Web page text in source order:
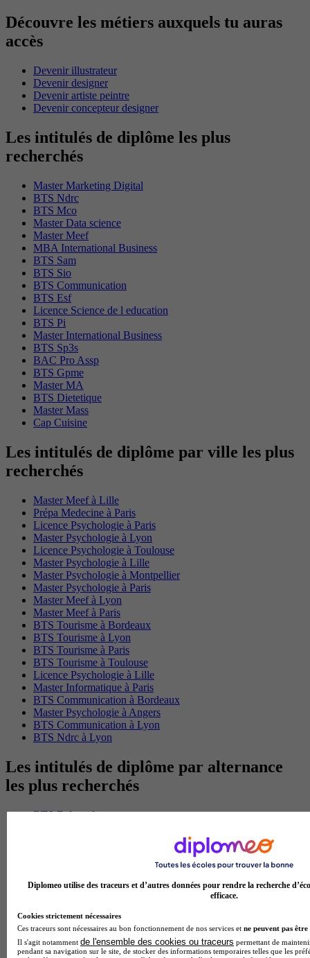
Découvre les métiers auxquels tu auras
accès
Devenir illustrateur
Devenir designer
Devenir artiste peintre
Devenir concepteur designer
Les intitulés de diplôme les plus
recherchés
Master Marketing Digital
BTS Ndrc
BTS Mco
Master Data science
Master Meef
MBA International Business
BTS Sam
BTS Sio
BTS Communication
BTS Esf
Licence Science de l education
BTS Pi
Master International Business
BTS Sp3s
BAC Pro Assp
BTS Gpme
Master MA
BTS Dietetique
Master Mass
Cap Cuisine
Les intitulés de diplôme par ville les plus
recherchés
Master Meef à Lille
Prépa Medecine à Paris
Licence Psychologie à Paris
Master Psychologie à Lyon
Licence Psychologie à Toulouse
Master Psychologie à Lille
Master Psychologie à Montpellier
Master Psychologie à Paris
Master Meef à Lyon
Master Meef à Paris
BTS Tourisme à Bordeaux
BTS Tourisme à Lyon
BTS Tourisme à Paris
BTS Tourisme à Toulouse
Licence Psychologie à Lille
Master Informatique à Paris
BTS Communication à Bordeaux
Master Psychologie à Angers
BTS Communication à Lyon
BTS Ndrc à Lyon
Les intitulés de diplôme par alternance
les plus recherchés
BTS Esf en alternance
BTS Ndrc en alternance
Cap Fleuriste en alternance
BTS Sio en alternance
MSc Marketing Digital en alternance
BTS Gpme en alternance
Diplomeo utilise des traceurs et d’autres données pour rendre la recherche
efficace.
Cookies strictement nécessaires
Ces traceurs sont nécessaires au bon fonctionnement de nos services et ne peuvent pas être
Il s'agit notamment de l'ensemble des cookies ou traceurs permettant de
pendant sa navigation sur le site, de stocker des informations temporaires telles que les